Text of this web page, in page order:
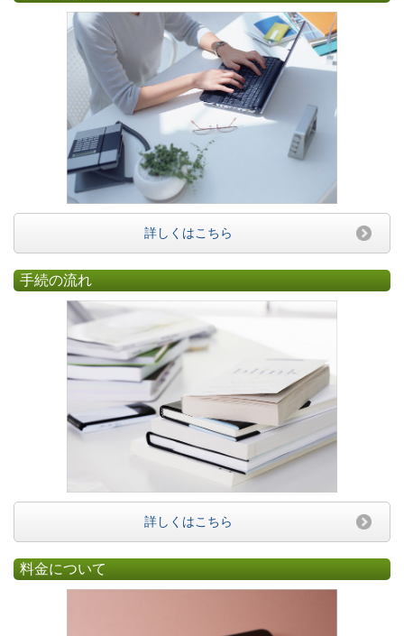
詳しくはこちら
手続の流れ
詳しくはこちら
料金について